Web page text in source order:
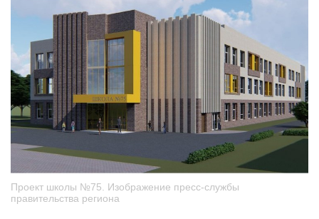
Проект школы №75. Изображение пресс-службы
правительства региона